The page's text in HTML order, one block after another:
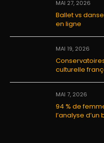
MAI 27, 2026
Ballet vs
en ligne
MAI 19, 2026
culturelle
MAI 7, 2026
94 % de
l’analyse